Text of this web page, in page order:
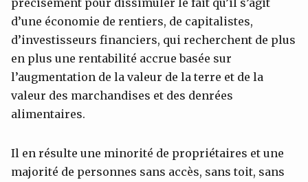
précisément pour dissimuler le fait qu’il s’agit
d’une économie de rentiers, de capitalistes,
d’investisseurs financiers, qui recherchent de plus
en plus une rentabilité accrue basée sur
l’augmentation de la valeur de la terre et de la
valeur des marchandises et des denrées
alimentaires.
Il en résulte une minorité de propriétaires et une
majorité de personnes sans accès, sans toit, sans